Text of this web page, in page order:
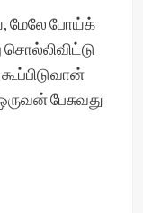
மேலே போய்க்
பேசுவது